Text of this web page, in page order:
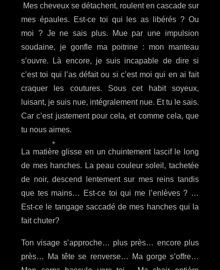
Mes cheveux se détachent, roulent en cascade sur
mes épaules. Est-ce toi qui les as libérés ? Ou
moi ? Je ne sais plus. Mue par une impulsion
soudaine, je gonfle ma poitrine : mon manteau
s’ouvre. Là encore, je suis incapable de dire si
c’est toi qui l’as défait ou si c’est moi qui en ai fait
craquer les coutures. Sous cet habit soyeux,
luisant, je suis nue, intégralement nue. Et tu le sais.
Car c’est justement pour cela, et comme cela, que
tu nous aimes.
La matière glisse en un chuintement lascif le long
de mes hanches. La peau couleur soleil, tachetée
de noir, descend lentement sur mes reins tandis
que tes mains… Est-ce toi qui me l’enlèves ? …
Est-ce le tangage saccadé de mes hanches qui la
fait chuter?
Ton visage s’approche… plus près… encore plus
près… Ma tête se renverse… Ma gorge s’offre…